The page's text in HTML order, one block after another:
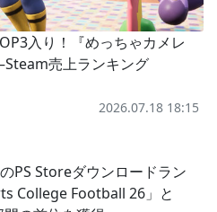
入り！『めっちゃカメレ
売上ランキング
2026.07.18 18:15
PS Storeダウンロードラン
College Football 26」と